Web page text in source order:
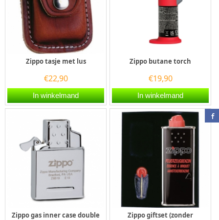
Zippo tasje met lus
€22,90
In winkelmand
Zippo butane torch
€19,90
In winkelmand
Zippo gas inner case double
Zippo giftset (zonder